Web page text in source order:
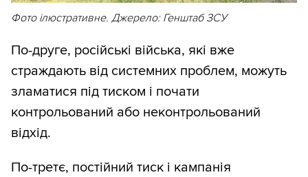
Фото ілюстративне. Джерело: Генштаб ЗСУ
По-друге, російські війська, які вже
страждають від системних проблем, можуть
зламатися під тиском і почати
контрольований або неконтрольований
відхід.
По-третє, постійний тиск і кампанія